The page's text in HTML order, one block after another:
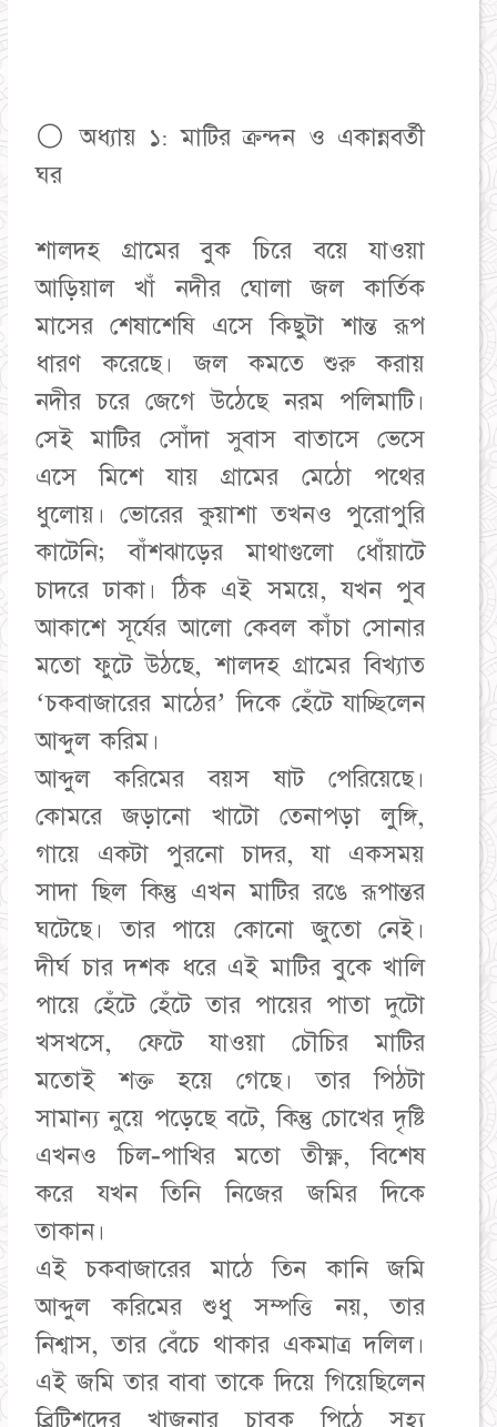
⚪ অধ্যায় ১: মাটির ক্রন্দন ও একান্নবর্তী
ঘর
​শালদহ গ্রামের বুক চিরে বয়ে যাওয়া
আড়িয়াল খাঁ নদীর ঘোলা জল কার্তিক
মাসের শেষাশেষি এসে কিছুটা শান্ত রূপ
ধারণ করেছে। জল কমতে শুরু করায়
নদীর চরে জেগে উঠেছে নরম পলিমাটি।
সেই মাটির সোঁদা সুবাস বাতাসে ভেসে
এসে মিশে যায় গ্রামের মেঠো পথের
ধুলোয়। ভোরের কুয়াশা তখনও পুরোপুরি
কাটেনি; বাঁশঝাড়ের মাথাগুলো ধোঁয়াটে
চাদরে ঢাকা। ঠিক এই সময়ে, যখন পুব
আকাশে সূর্যের আলো কেবল কাঁচা সোনার
মতো ফুটে উঠছে, শালদহ গ্রামের বিখ্যাত
‘চকবাজারের মাঠের’ দিকে হেঁটে যাচ্ছিলেন
আব্দুল করিম।
​আব্দুল করিমের বয়স ষাট পেরিয়েছে।
কোমরে জড়ানো খাটো তেনাপড়া লুঙ্গি,
গায়ে একটা পুরনো চাদর, যা একসময়
সাদা ছিল কিন্তু এখন মাটির রঙে রূপান্তর
ঘটেছে। তার পায়ে কোনো জুতো নেই।
দীর্ঘ চার দশক ধরে এই মাটির বুকে খালি
পায়ে হেঁটে হেঁটে তার পায়ের পাতা দুটো
খসখসে, ফেটে যাওয়া চৌচির মাটির
মতোই শক্ত হয়ে গেছে। তার পিঠটা
সামান্য নুয়ে পড়েছে বটে, কিন্তু চোখের দৃষ্টি
এখনও চিল-পাখির মতো তীক্ষ্ণ, বিশেষ
করে যখন তিনি নিজের জমির দিকে
তাকান।
​এই চকবাজারের মাঠে তিন কানি জমি
আব্দুল করিমের শুধু সম্পত্তি নয়, তার
নিশ্বাস, তার বেঁচে থাকার একমাত্র দলিল।
এই জমি তার বাবা তাকে দিয়ে গিয়েছিলেন
ব্রিটিশদের খাজনার চাবুক পিঠে সহ্য